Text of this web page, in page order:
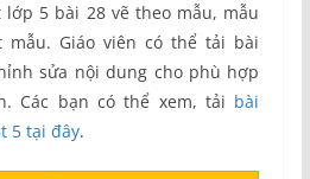
lớp 5 bài 28 vẽ theo mẫu, mẫu
mẫu. Giáo viên có thể tải bài
sửa nội dung cho phù hợp
Các bạn có thể xem, tải bài
5 tại đây.